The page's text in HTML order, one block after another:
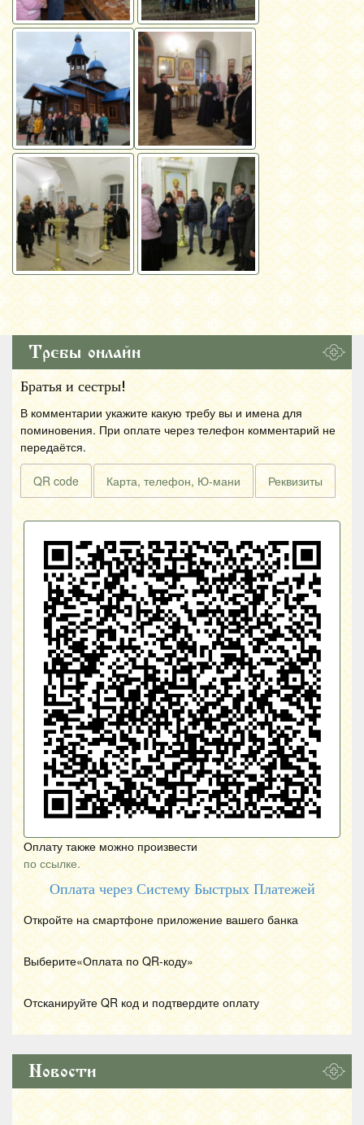
Требы онлайн
Братья и сестры!
В комментарии укажите какую требу вы и имена для
поминовения. При оплате через телефон комментарий не
передаётся.
QR code Карта, телефон, Ю-мани Реквизиты
Оплату также можно произвести
по ссылке.
Оплата через Систему Быстрых Платежей
Откройте на смартфоне приложение вашего банка
Выберите«Оплата по QR-коду»
Отсканируйте QR код и подтвердите оплату
Новости